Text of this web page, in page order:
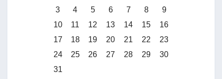
3
4 5 6 7 8
9
10
11 12 13 14 15
16
17
18 19 20 21 22
23
24
25 26 27 28 29
30
31